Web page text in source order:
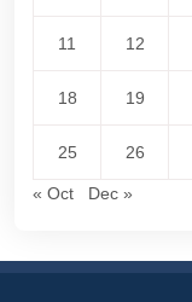
11 12
18 19
25 26
« Oct Dec »